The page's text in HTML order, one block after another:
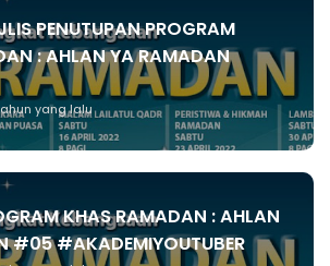
PENUTUPAN PROGRAM
: AHLAN YA RAMADAN
yang lalu
KHAS RAMADAN : AHLAN
#05 #AKADEMIYOUTUBER